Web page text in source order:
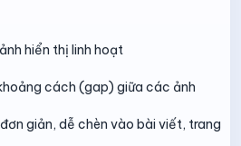
hiển thị linh hoạt
cách (gap) giữa các ảnh
đơn giản, dễ chèn vào bài viết, trang